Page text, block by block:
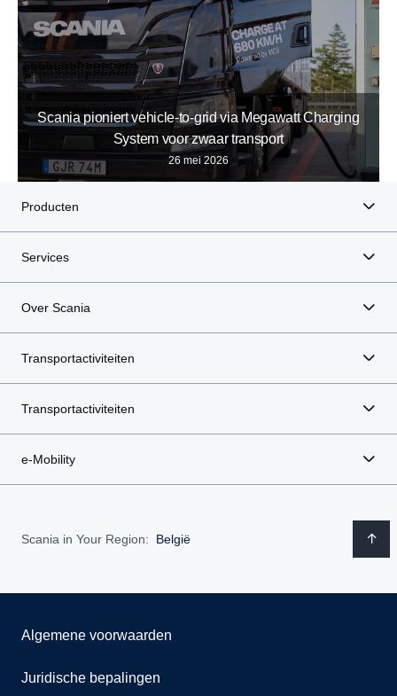
Scania pioniert vehicle-to-grid via Megawatt Charging
System voor zwaar transport
26 mei 2026
Producten
Services
Over Scania
Transportactiviteiten
Transportactiviteiten
e-Mobility
Scania in Your Region: België
Algemene voorwaarden
Juridische bepalingen